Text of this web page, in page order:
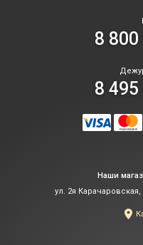
8
8
Наши
ул. 2я